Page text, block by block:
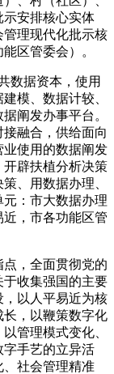
示安排核心实体
理现代化批示核
区管委会）。
据资本，使用
模、数据计较、
阐发办事平台。
融合，供给面向
使用的数据阐发
辟扶植分析决策
、用数据办理、
：市大数据办理
，市各功能区管
，全面贯彻党的
收集强国的主要
以人平易近为核
，以鞭策数字化
管理模式变化、
手艺的立异活
、社会管理精准